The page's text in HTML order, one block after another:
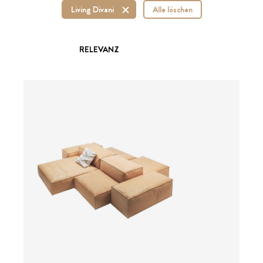
Living Divani Alle löschen
RELEVANZ